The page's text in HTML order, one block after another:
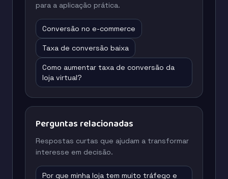
para a aplicação prática.
Conversão no e-commerce
Taxa de conversão baixa
Como aumentar taxa de conversão da
loja virtual?
Perguntas relacionadas
Respostas curtas que ajudam a transformar
interesse em decisão.
Por que minha loja tem muito tráfego e